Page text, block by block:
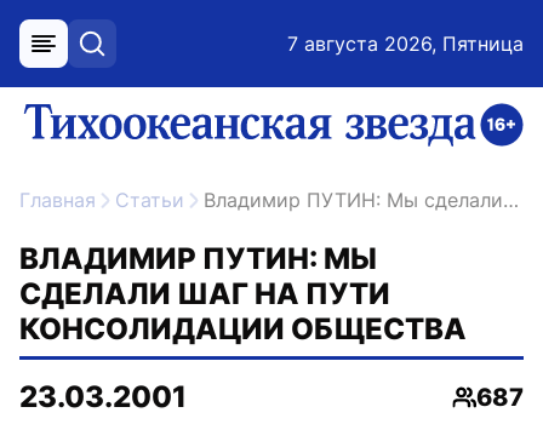
меню поиск 7 августа 2026, Пятница
ссылка на главную
Главная Статьи Владимир ПУТИН: Мы сделали шаг на пути консолидации общества
ВЛАДИМИР ПУТИН: МЫ
СДЕЛАЛИ ШАГ НА ПУТИ
КОНСОЛИДАЦИИ ОБЩЕСТВА
23.03.2001
687